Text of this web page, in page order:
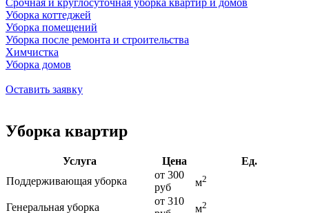
Уборка коттеджей
Уборка помещений
Уборка после ремонта и строительства
Химчистка
Уборка домов
Оставить заявку
Уборка квартир
Услуга Цена
Ед.
Поддерживающая уборка
от 300
руб
м2
Генеральная уборка
от 310
м2